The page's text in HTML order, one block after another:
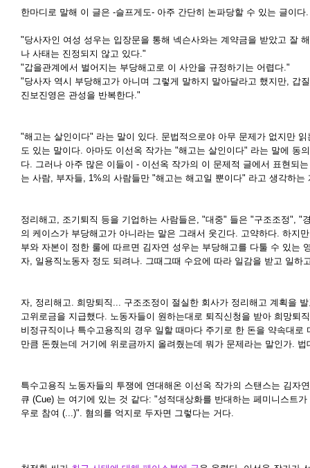
한마디로 말해 이 글은 -슬프게도- 아주 간단히 논파당할 수 있는 글이다.
"당사자인 여성 성우는 입장문을 통해 넥슨사와는 계약금을 받았고 잘
나 사태는 진정되지 않고 있다."
"갑을관계에서 벌어지는 부당해고로 이 사안을 규정하기는 어렵다."
"당사자 역시 부당해고가 아니며 그렇게 말하지 말아달라고 했지만, 갑
진보진영은 관성을 반복한다."
"해고는 살인이다" 라는 말이 있다. 문법적으로야 아무 문제가 없지만
도 있는 말이다. 아마도 이선옥 작가는 "해고는 살인이다" 라는 말에 동
다. 그러나 아주 많은 이들이 - 이선옥 작가의 이 문제적 글에서 표현되
는 사람, 부자들, 1%의 사람들만 "해고는 해고일 뿐이다" 라고 생각하는
정리해고, 조기퇴직 등을 기업하는 사람들은, "대중" 들은 "구조조정", "
의 케이스가 부당해고가 아니라는 말은 그래서 웃긴다. 고약하다. 하지
부와 자본이 정한 룰에 따르면 김자연 성우는 부당해고를 다툴 수 있는
자, 일용직노동자 정도 되려나. 그때그때 수요에 따라 일감을 받고 일하
자, 정리해고. 희망퇴직... 구조조정이 절실한 회사가 정리해고 계획을
고위로금을 지급했다. 노동자들이 원하는대로 퇴직신청을 받아 희망퇴
비정규직이나 특수고용직의 경우 일할 때마다 주기로 한 돈을 약속대
만큼 돈줬는데 거기에 위로금까지 올려줬는데 뭐가 문제라는 말인가.
특수고용직 노동자들의 투쟁에 연대해온 이선옥 작가의 스탠스는 김자
큐 (Cue) 는 여기에 있는 것 같다: "성적대상화를 반대하는 페미니스트
우로 참여 (...)". 혐의를 억지로 두자면 그렇다는 거다.